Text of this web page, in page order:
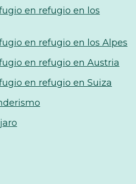
en refugio en los
en refugio en los Alpes
en refugio en Austria
en refugio en Suiza